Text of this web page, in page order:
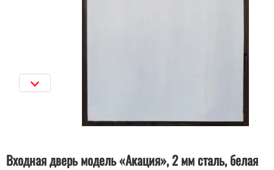
Входная дверь модель «Акация», 2 мм сталь, белая